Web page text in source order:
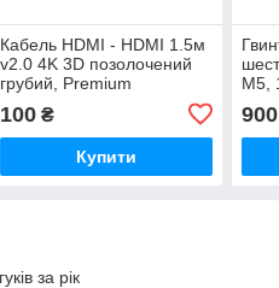
Кабель HDMI - HDMI 1.5м
v2.0 4K 3D позолочений
грубий, Premium
100₴
Купити
М5,
900
за рік